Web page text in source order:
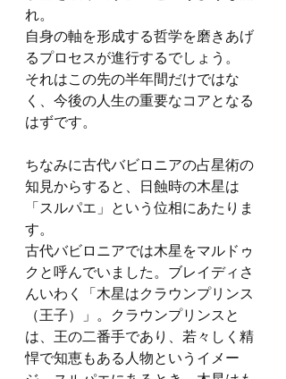
れ。
自身の軸を形成する哲学を磨きあげ
るプロセスが進行するでしょう。
それはこの先の半年間だけではな
く、今後の人生の重要なコアとなる
はずです。
ちなみに古代バビロニアの占星術の
知見からすると、日蝕時の木星は
「スルパエ」という位相にあたりま
す。
古代バビロニアでは木星をマルドゥ
クと呼んでいました。ブレイディさ
んいわく「木星はクラウンプリンス
（王子）」。クラウンプリンスと
は、王の二番手であり、若々しく精
悍で知恵もある人物というイメー